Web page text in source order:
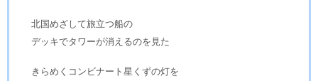
北国めざして旅立つ船の
デッキでタワーが消えるのを見た
きらめくコンビナート星くずの灯を